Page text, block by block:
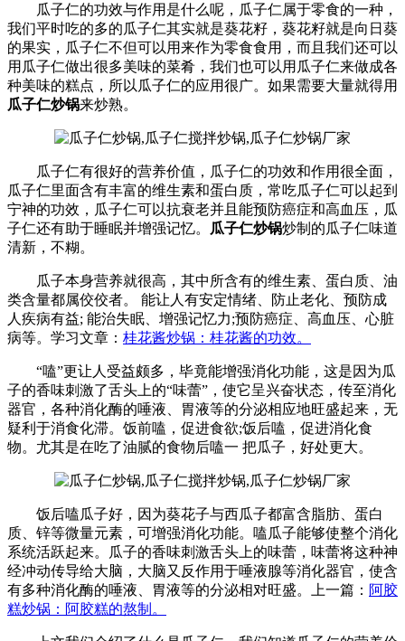
瓜子仁的功效与作用是什么呢，瓜子仁属于零食的一种，
我们平时吃的多的瓜子仁其实就是葵花籽，葵花籽就是向日葵
的果实，瓜子仁不但可以用来作为零食食用，而且我们还可以
用瓜子仁做出很多美味的菜肴，我们也可以用瓜子仁来做成各
种美味的糕点，所以瓜子仁的应用很广。如果需要大量就得用
瓜子仁炒锅来炒熟。
瓜子仁有很好的营养价值，瓜子仁的功效和作用很全面，
瓜子仁里面含有丰富的维生素和蛋白质，常吃瓜子仁可以起到
宁神的功效，瓜子仁可以抗衰老并且能预防癌症和高血压，瓜
子仁还有助于睡眠并增强记忆。
瓜子仁炒锅炒制的瓜子仁味道
清新，不糊。
瓜子本身营养就很高，其中所含有的维生素、蛋白质、油
类含量都属佼佼者。 能让人有安定情绪、防止老化、预防成
人疾病有益; 能治失眠、增强记忆力;预防癌症、高血压、心脏
病等。学习文章： 桂花酱炒锅：桂花酱的功效。
“嗑”更让人受益颇多，毕竟能增强消化功能，这是因为瓜
子的香味刺激了舌头上的“味蕾”，使它呈兴奋状态，传至消化
器官，各种消化酶的唾液、胃液等的分泌相应地旺盛起来，无
疑利于消食化滞。饭前嗑，促进食欲;饭后嗑，促进消化食
物。尤其是在吃了油腻的食物后嗑一 把瓜子，好处更大。
饭后嗑瓜子好，因为葵花子与西瓜子都富含脂肪、蛋白
质、锌等微量元素，可增强消化功能。嗑瓜子能够使整个消化
系统活跃起来。瓜子的香味刺激舌头上的味蕾，味蕾将这种神
经冲动传导给大脑，大脑又反作用于唾液腺等消化器官，使含
有多种消化酶的唾液、胃液等的分泌相对旺盛。上一篇： 阿胶
糕炒锅：阿胶糕的熬制。